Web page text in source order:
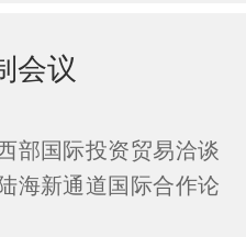
会议
部国际投资贸易洽谈
海新通道国际合作论